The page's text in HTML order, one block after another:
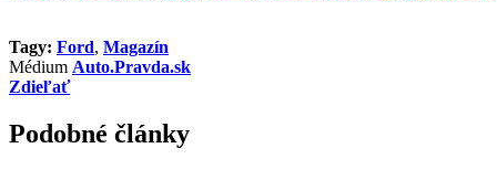
Tagy: Ford, Magazín
Médium Auto.Pravda.sk
Zdieľať
Podobné články